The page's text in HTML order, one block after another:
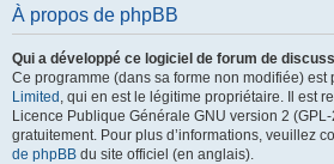
À propos de phpBB
Qui a développé ce logiciel de forum de
Ce programme (dans sa forme non modifiée) est
Limited , qui en est le légitime propriétaire. Il est
Licence Publique Générale GNU version 2
gratuitement. Pour plus d’informations, veuillez
de phpBB du site officiel (en anglais).